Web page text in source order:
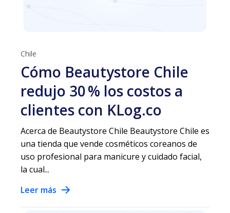
Chile
Cómo Beautystore Chile
redujo 30 % los costos a
clientes con KLog.co
Acerca de Beautystore Chile Beautystore Chile es
una tienda que vende cosméticos coreanos de
uso profesional para manicure y cuidado facial,
la cual...
Leer más